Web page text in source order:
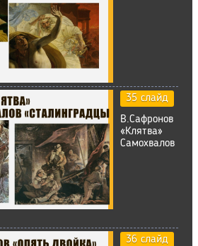
35 слайд
В.Сафронов
«Клятва»
Самохвалов
36 слайд